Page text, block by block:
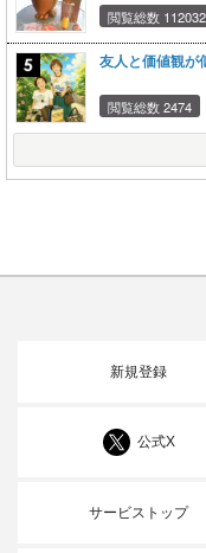
閲覧総数
友人と価値観が
閲覧総数 2474
新規登録
公式X
サービストップ